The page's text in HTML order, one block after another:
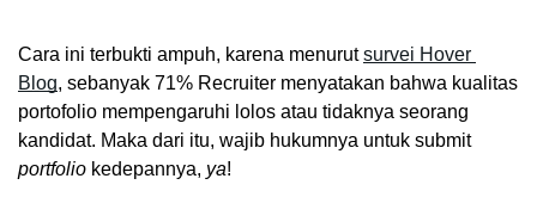
Cara ini terbukti ampuh, karena menurut survei Hover
Blog, sebanyak 71% Recruiter menyatakan bahwa kualitas
portofolio mempengaruhi lolos atau tidaknya seorang
kandidat. Maka dari itu, wajib hukumnya untuk submit
portfolio kedepannya, ya!